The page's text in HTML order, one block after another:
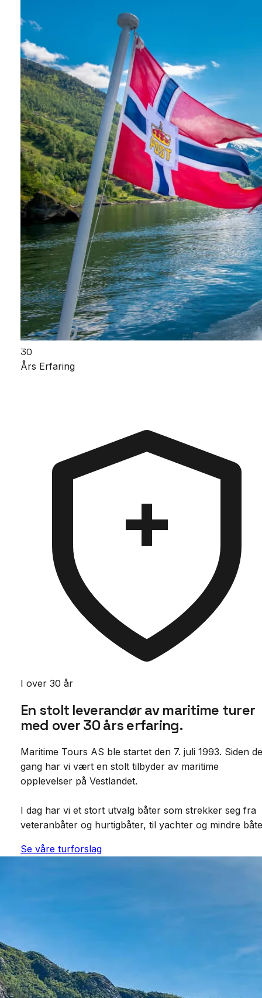
30
Års Erfaring
I over 30 år
En stolt leverandør av maritime turer
med over 30 års erfaring.
Maritime Tours AS ble startet den 7. juli 1993. Siden
gang har vi vært en stolt tilbyder av maritime
opplevelser på Vestlandet.
I dag har vi et stort utvalg båter som strekker seg fra
veteranbåter og hurtigbåter, til yachter og mindre
Se våre turforslag